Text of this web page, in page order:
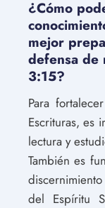
¿Cómo
mejor
defensa de
3:15?
Para
Escrituras, es
lectura y
También es
discernimiento
del Espíritu